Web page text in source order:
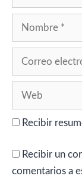
Recibir
Recibir un
comentarios a